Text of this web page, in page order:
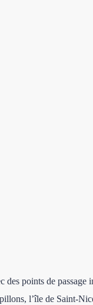
points de
l’île de Saint-